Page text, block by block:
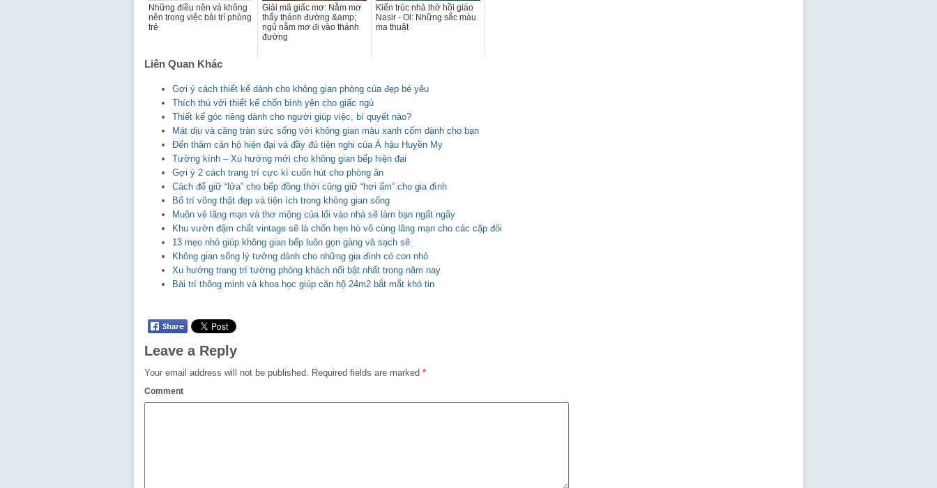
Những điều nên và không
nên trong việc bài trí phòng
trẻ
Giải mã giấc mơ: Nằm mơ
thấy thánh đường &amp;
ngủ nằm mơ đi vào thánh
đường
Kiến trúc nhà thờ hồi giáo
Nasir - Ol: Những sắc màu
ma thuật
Liên Quan Khác
Gợi ý cách thiết kế dành cho không gian phòng của đẹp bé yêu
Thích thú với thiết kế chốn bình yên cho giấc ngủ
Thiết kế góc riêng dành cho người giúp việc, bí quyết nào?
Mát dịu và căng tràn sức sống với không gian màu xanh cốm dành cho bạn
Đến thăm căn hộ hiện đại và đầy đủ tiện nghi của Á hậu Huyền My
Tường kính – Xu hướng mới cho không gian bếp hiện đại
Gợi ý 2 cách trang trí cực kì cuốn hút cho phòng ăn
Cách để giữ “lửa” cho bếp đồng thời cũng giữ “hơi ấm” cho gia đình
Bố trí võng thật đẹp và tiện ích trong không gian sống
Muôn vẻ lãng mạn và thơ mộng của lối vào nhà sẽ làm bạn ngất ngây
Khu vườn đậm chất vintage sẽ là chốn hẹn hò vô cùng lãng mạn cho các cặp đôi
13 mẹo nhỏ giúp không gian bếp luôn gọn gàng và sạch sẽ
Không gian sống lý tưởng dành cho những gia đình có con nhỏ
Xu hướng trang trí tường phòng khách nổi bật nhất trong năm nay
Bài trí thông minh và khoa học giúp căn hộ 24m2 bắt mắt khó tin
Leave a Reply
Your email address will not be published. Required fields are marked *
Comment